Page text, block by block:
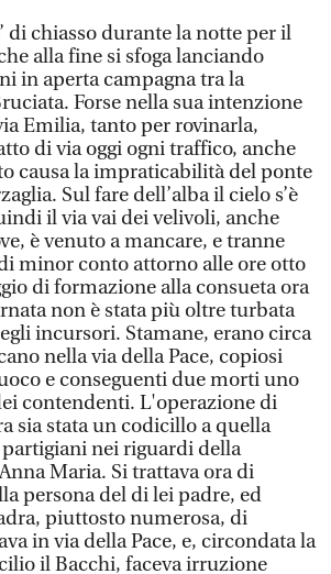
di chiasso durante la notte per il
alla fine si sfoga lanciando
in aperta campagna tra la
Forse nella sua intenzione
Emilia, tanto per rovinarla,
di via oggi ogni traffico, anche
causa la impraticabilità del ponte
Sul fare dell’alba il cielo s’è
il via vai dei velivoli, anche
è venuto a mancare, e tranne
minor conto attorno alle ore otto
di formazione alla consueta ora
non è stata più oltre turbata
incursori. Stamane, erano circa
nella via della Pace, copiosi
e conseguenti due morti uno
contendenti. L'operazione di
sia stata un codicillo a quella
nei riguardi della
Maria. Si trattava ora di
persona del di lei padre, ed
piuttosto numerosa, di
in via della Pace, e, circondata la
il Bacchi, faceva irruzione